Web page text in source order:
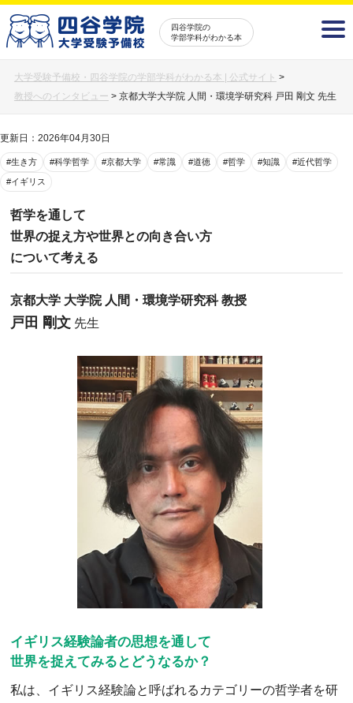
四谷学院の
学部学科がわかる本
大学受験予備校・四谷学院の学部学科がわかる本 | 公式サイト >
教授へのインタビュー > 京都大学大学院 人間・環境学研究科 戸田 剛文 先生
更新日：2026年04月30日
#生き方 #科学哲学 #京都大学 #常識 #道徳 #哲学 #知識 #近代哲学
#イギリス
哲学を通して
世界の捉え方や世界との向き合い方
について考える
京都大学 大学院 人間・環境学研究科 教授
戸田 剛文 先生
イギリス経験論者の思想を通して
世界を捉えてみるとどうなるか？
私は、イギリス経験論と呼ばれるカテゴリーの哲学者を研